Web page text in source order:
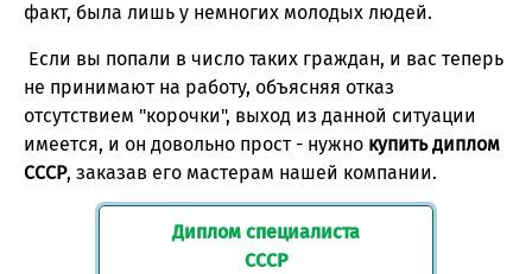
факт, была лишь у немногих молодых людей.
Если вы попали в число таких граждан, и вас теперь
не принимают на работу, объясняя отказ
отсутствием "корочки", выход из данной ситуации
имеется, и он довольно прост - нужно купить диплом
СССР, заказав его мастерам нашей компании.
Диплом специалиста
СССР